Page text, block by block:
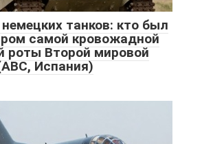
танков: кто был
самой кровожадной
роты Второй мировой
Испания)